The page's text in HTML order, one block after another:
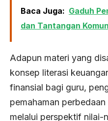
Baca Juga: Gaduh
dan Tantangan
Adapun materi yang
konsep literasi
finansial bagi guru,
pemahaman
melalui perspektif nilai-